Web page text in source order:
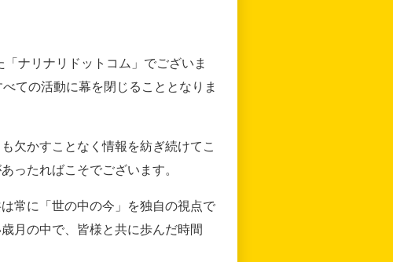
ナリナリドットコム」でございま
ての活動に幕を閉じることとなりま
欠かすことなく情報を紡ぎ続けてこ
ったればこそでございます。
常に「世の中の今」を独自の視点で
月の中で、皆様と共に歩んだ時間